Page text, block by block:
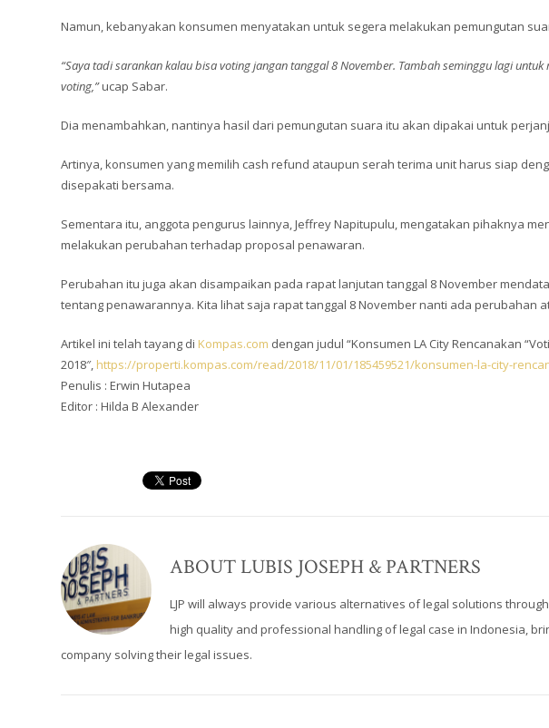
Namun, kebanyakan konsumen menyatakan untuk segera melakukan pemungutan
“Saya tadi sarankan kalau bisa voting jangan tanggal 8 November. Tambah seminggu lagi
voting,”ucap Sabar.
Dia menambahkan, nantinya hasil dari pemungutan suara itu akan dipakai untuk
Artinya, konsumen yang memilih cash refund ataupun serah terima unit harus siap
disepakati bersama.
Sementara itu, anggota pengurus lainnya, Jeffrey Napitupulu, mengatakan pihaknya
melakukan perubahan terhadap proposal penawaran.
Perubahan itu juga akan disampaikan pada rapat lanjutan tanggal 8 November
tentang penawarannya. Kita lihat saja rapat tanggal 8 November nanti ada perubahan
Artikel ini telah tayang di Kompas.com dengan judul “Konsumen LA City Rencanakan
2018″, https://properti.kompas.com/read/2018/11/01/185459521/konsumen-la-city-
Penulis : Erwin Hutapea
Editor : Hilda B Alexander
ABOUT LUBIS JOSEPH & PARTNERS
LJP will always provide various alternatives of legal solutions
high quality and professional handling of legal case in Indonesia,
company solving their legal issues.